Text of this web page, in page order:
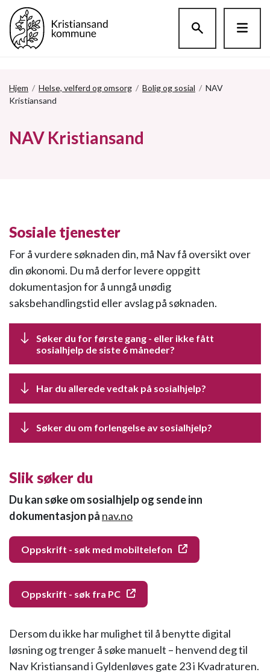
Hjem / Helse, velferd og omsorg / Bolig og sosial / NAV
Kristiansand
NAV Kristiansand
Sosiale tjenester
For å vurdere søknaden din, må Nav få oversikt over
din økonomi. Du må derfor levere oppgitt
dokumentasjon for å unngå unødig
saksbehandlingstid eller avslag på søknaden.
Søker du for første gang - eller ikke fått
sosialhjelp de siste 6 måneder?
Har du allerede vedtak på sosialhjelp?
Søker du om forlengelse av sosialhjelp?
Slik søker du
Du kan søke om sosialhjelp og sende inn
dokumentasjon på nav.no
Oppskrift - søk med mobiltelefon
Oppskrift - søk fra PC
Dersom du ikke har mulighet til å benytte digital
løsning og trenger å søke manuelt – henvend deg til
Nav Kristiansand i Gyldenløves gate 23 i Kvadraturen.